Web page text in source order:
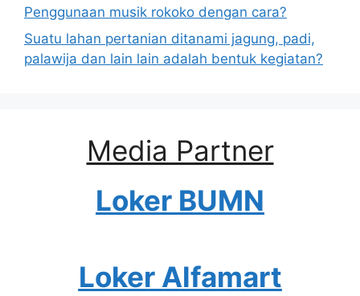
Penggunaan musik rokoko dengan cara?
Suatu lahan pertanian ditanami jagung, padi,
palawija dan lain lain adalah bentuk kegiatan?
Media Partner
Loker BUMN
Loker Alfamart